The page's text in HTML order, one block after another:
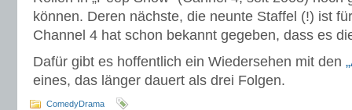
können. Deren nächste, die neunte Staffel (!) ist
Channel 4 hat schon bekannt gegeben, dass es
Dafür gibt es hoffentlich ein Wiedersehen mit den
eines, das länger dauert als drei Folgen.
ComedyDrama